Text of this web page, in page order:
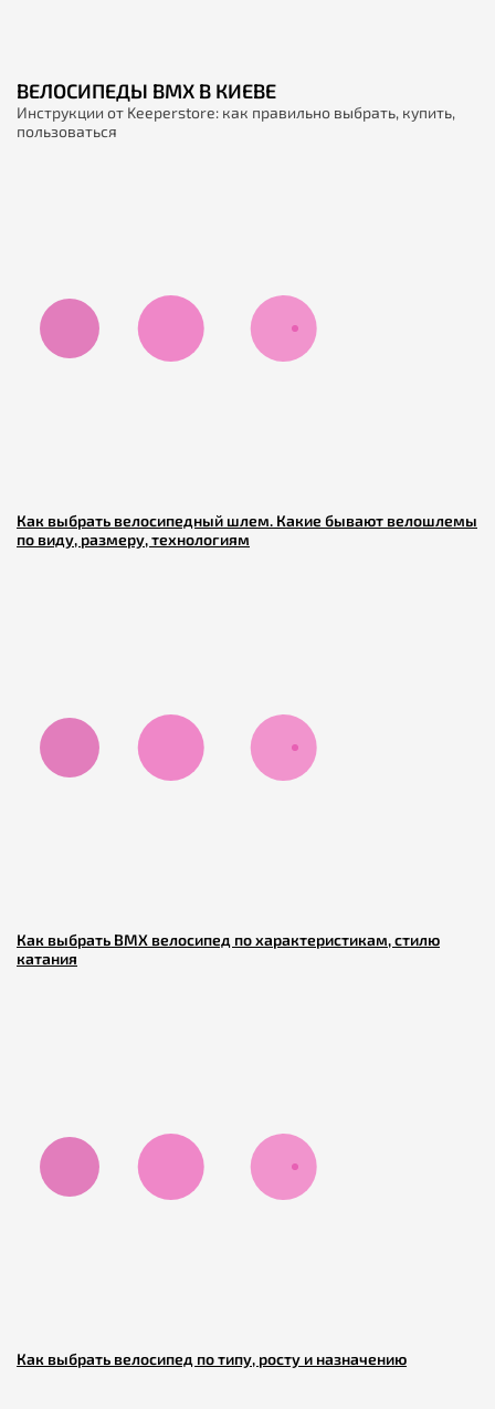
ВЕЛОСИПЕДЫ BMX В КИЕВЕ
Инструкции от Keeperstore: как правильно выбрать, купить,
пользоваться
Как выбрать велосипедный шлем. Какие бывают велошлемы
по виду, размеру, технологиям
Как выбрать BMX велосипед по характеристикам, стилю
катания
Как выбрать велосипед по типу, росту и назначению